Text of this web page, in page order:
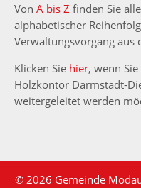
Von A bis Z finden Sie
alphabetischer
Verwaltungsvorgang aus
Klicken Sie hier, wenn
Holzkontor Darmstadt-
weitergeleitet werden
© 2026 Gemeinde